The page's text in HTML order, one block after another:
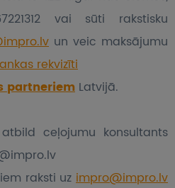
vai sūti rakstisku
un veic maksājumu
rekvizīti
partneriem Latvijā.
ceļojumu konsultants
raksti uz impro@impro.lv